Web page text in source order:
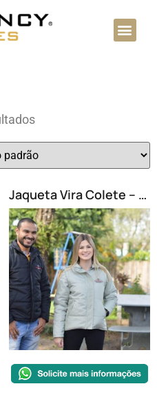
Jaqueta Vira Colete – Masculina 2103 e Feminina 2129